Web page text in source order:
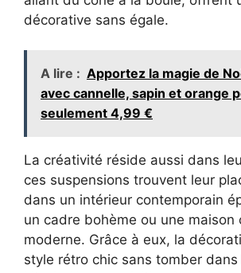
décorative sans égale.
A lire : Apportez la magie de
avec cannelle, sapin et orange
seulement 4,99 €
La créativité réside aussi dans
ces suspensions trouvent leur
dans un intérieur contemporain
un cadre bohème ou une maison
moderne. Grâce à eux, la
style rétro chic sans tomber dans